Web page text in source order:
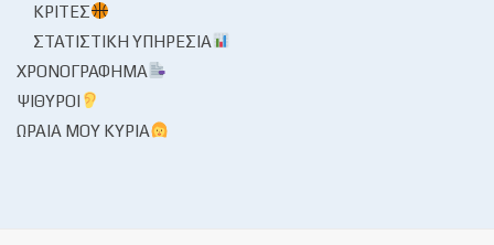
ΚΡΙΤΈΣ
ΣΤΑΤΙΣΤΙΚΉ ΥΠΗΡΕΣΊΑ
ΧΡΟΝΟΓΡΆΦΗΜΑ
ΨΊΘΥΡΟΙ
ΩΡΑΊΑ ΜΟΥ ΚΥΡΊΑ